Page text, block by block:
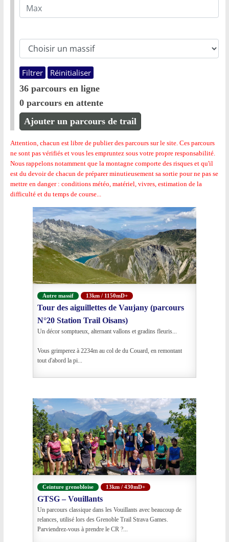
Filtrer Réinitialiser
36 parcours en ligne
0 parcours en attente
Ajouter un parcours de trail
Attention, chacun est libre de publier des parcours sur le site. Ces parcours
ne sont pas vérifiés et vous les empruntez sous votre propre responsabilité.
Nous rappelons notamment que la montagne comporte des risques et qu'il
est du devoir de chacun de préparer minutieusement sa sortie pour ne pas se
mettre en danger : conditions météo, matériel, vivres, estimation de la
difficulté et du temps de course...
Autre massif 13km / 1150mD+
Tour des aiguillettes de Vaujany (parcours
N°20 Station Trail Oisans)
Un décor somptueux, alternant vallons et gradins fleuris...
Vous grimperez à 2234m au col de du Couard, en remontant
tout d'abord la pi...
Ceinture grenobloise 13km / 430mD+
GTSG – Vouillants
Un parcours classique dans les Vouillants avec beaucoup de
relances, utilisé lors des Grenoble Trail Strava Games.
Parviendrez-vous à prendre le CR ?...